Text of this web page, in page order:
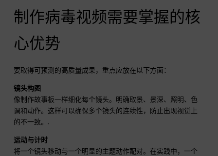
制作病毒视频需要掌握的核
心优势
要取得可预测的高质量成果，重点应放在以下方面：
镜头构图
像制作故事板一样细化每个镜头。明确取景、景深、照明、色
调和动作。这样可以确保多个镜头的连续性，防止出现视觉上
的不一致。.
运动与计时
将一个镜头移动与一个明显的主题动作配对。在实践中，一个